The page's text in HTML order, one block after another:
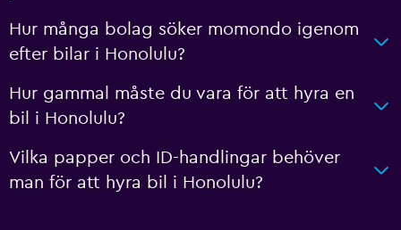
Hur många bolag söker momondo igenom
efter bilar i Honolulu?
Hur gammal måste du vara för att hyra en
bil i Honolulu?
Vilka papper och ID-handlingar behöver
man för att hyra bil i Honolulu?